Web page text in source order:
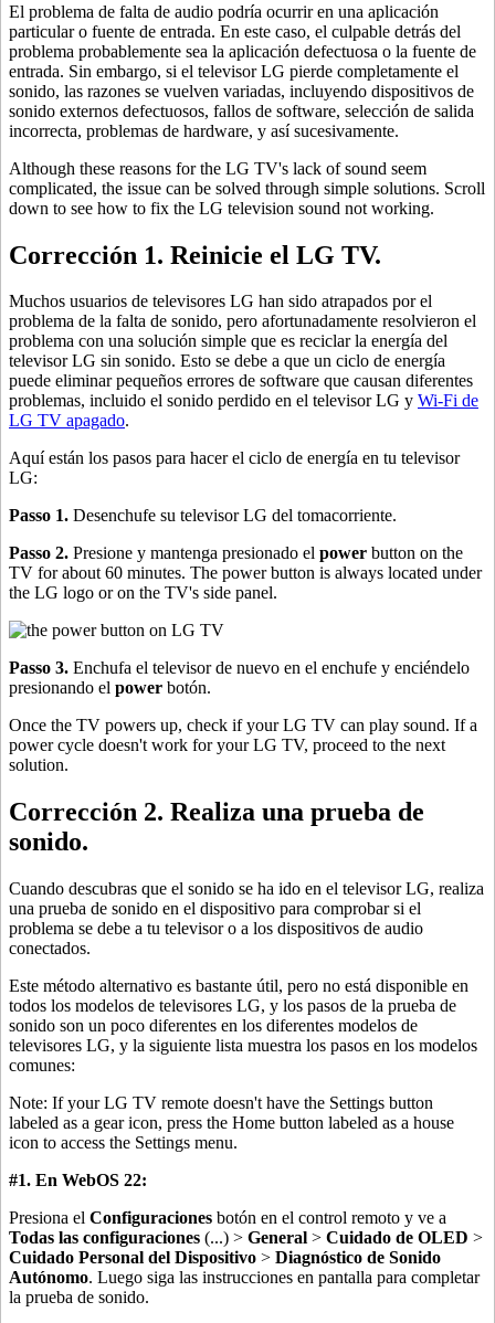
El problema de falta de audio podría ocurrir en una aplicación
particular o fuente de entrada. En este caso, el culpable detrás del
problema probablemente sea la aplicación defectuosa o la fuente de
entrada. Sin embargo, si el televisor LG pierde completamente el
sonido, las razones se vuelven variadas, incluyendo dispositivos de
sonido externos defectuosos, fallos de software, selección de salida
incorrecta, problemas de hardware, y así sucesivamente.
Although these reasons for the LG TV's lack of sound seem
complicated, the issue can be solved through simple solutions. Scroll
down to see how to fix the LG television sound not working.
Corrección 1. Reinicie el LG TV.
Muchos usuarios de televisores LG han sido atrapados por el
problema de la falta de sonido, pero afortunadamente resolvieron el
problema con una solución simple que es reciclar la energía del
televisor LG sin sonido. Esto se debe a que un ciclo de energía
puede eliminar pequeños errores de software que causan diferentes
problemas, incluido el sonido perdido en el televisor LG y Wi-Fi de
LG TV apagado.
Aquí están los pasos para hacer el ciclo de energía en tu televisor
LG:
Passo 1. Desenchufe su televisor LG del tomacorriente.
Passo 2. Presione y mantenga presionado el power button on the
TV for about 60 minutes. The power button is always located under
the LG logo or on the TV's side panel.
Passo 3. Enchufa el televisor de nuevo en el enchufe y enciéndelo
presionando el power botón.
Once the TV powers up, check if your LG TV can play sound. If a
power cycle doesn't work for your LG TV, proceed to the next
solution.
Corrección 2. Realiza una prueba de
sonido.
Cuando descubras que el sonido se ha ido en el televisor LG, realiza
una prueba de sonido en el dispositivo para comprobar si el
problema se debe a tu televisor o a los dispositivos de audio
conectados.
Este método alternativo es bastante útil, pero no está disponible en
todos los modelos de televisores LG, y los pasos de la prueba de
sonido son un poco diferentes en los diferentes modelos de
televisores LG, y la siguiente lista muestra los pasos en los modelos
comunes:
Note: If your LG TV remote doesn't have the Settings button
labeled as a gear icon, press the Home button labeled as a house
icon to access the Settings menu.
#1. En WebOS 22:
Presiona el Configuraciones botón en el control remoto y ve a
Todas las configuraciones (...) > General > Cuidado de OLED >
Cuidado Personal del Dispositivo > Diagnóstico de Sonido
Autónomo. Luego siga las instrucciones en pantalla para completar
la prueba de sonido.